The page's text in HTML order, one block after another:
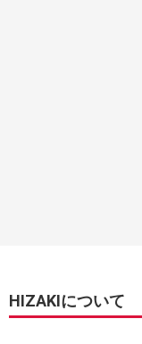
HIZAKIについて